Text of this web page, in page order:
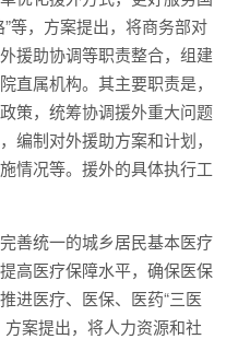
等，方案提出，将商务部对
援助协调等职责整合，组建
直属机构。其主要职责是，
策，统筹协调援外重大问题
编制对外援助方案和计划，
情况等。援外的具体执行工
善统一的城乡居民基本医疗
高医疗保障水平，确保医保
进医疗、医保、医药“三医
案提出，将人力资源和社